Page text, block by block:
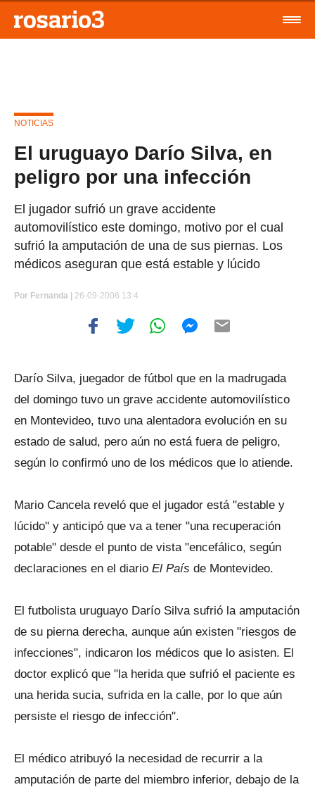
NOTICIAS
El uruguayo Darío Silva, en
peligro por una infección
El jugador sufrió un grave accidente
automovilístico este domingo, motivo por el cual
sufrió la amputación de una de sus piernas. Los
médicos aseguran que está estable y lúcido
Por Fernanda | 26-09-2006 13:4
Darío Silva, juegador de fútbol que en la madrugada
del domingo tuvo un grave accidente automovilístico
en Montevideo, tuvo una alentadora evolución en su
estado de salud, pero aún no está fuera de peligro,
según lo confirmó uno de los médicos que lo atiende.
Mario Cancela reveló que el jugador está "estable y
lúcido" y anticipó que va a tener "una recuperación
potable" desde el punto de vista "encefálico, según
declaraciones en el diario El País de Montevideo.
El futbolista uruguayo Darío Silva sufrió la amputación
de su pierna derecha, aunque aún existen "riesgos de
infecciones", indicaron los médicos que lo asisten. El
doctor explicó que "la herida que sufrió el paciente es
una herida sucia, sufrida en la calle, por lo que aún
persiste el riesgo de infección".
El médico atribuyó la necesidad de recurrir a la
amputación de parte del miembro inferior, debajo de la